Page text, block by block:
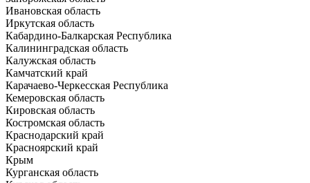
Ивановская область
Иркутская область
Кабардино-Балкарская Республика
Калининградская область
Калужская область
Камчатский край
Карачаево-Черкесская Республика
Кемеровская область
Кировская область
Костромская область
Краснодарский край
Красноярский край
Крым
Курганская область